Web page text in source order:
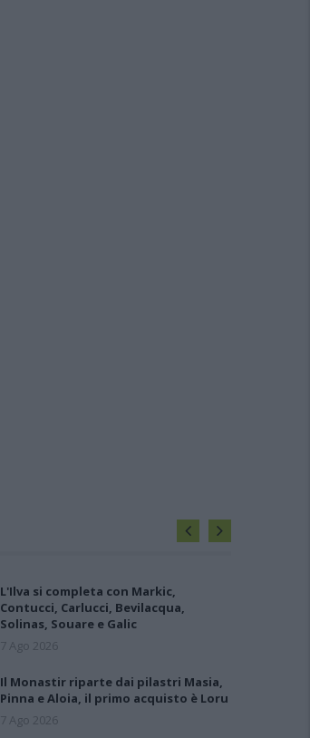
L'Ilva si completa con Markic,
Contucci, Carlucci, Bevilacqua,
Solinas, Souare e Galic
7 Ago 2026
Il Monastir riparte dai pilastri Masia,
Pinna e Aloia, il primo acquisto è Loru
7 Ago 2026